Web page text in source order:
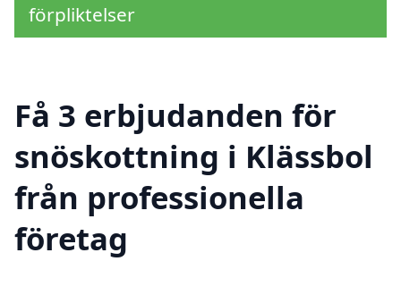
förpliktelser
Få 3 erbjudanden för
snöskottning i Klässbol
från professionella
företag